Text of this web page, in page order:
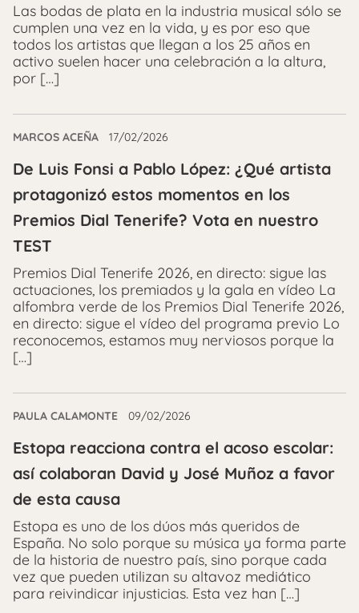
Las bodas de plata en la industria musical sólo se
cumplen una vez en la vida, y es por eso que
todos los artistas que llegan a los 25 años en
activo suelen hacer una celebración a la altura,
por […]
MARCOS ACEÑA 17/02/2026
De Luis Fonsi a Pablo López: ¿Qué artista
protagonizó estos momentos en los
Premios Dial Tenerife? Vota en nuestro
TEST
Premios Dial Tenerife 2026, en directo: sigue las
actuaciones, los premiados y la gala en vídeo La
alfombra verde de los Premios Dial Tenerife 2026,
en directo: sigue el vídeo del programa previo Lo
reconocemos, estamos muy nerviosos porque la
[…]
PAULA CALAMONTE 09/02/2026
Estopa reacciona contra el acoso escolar:
así colaboran David y José Muñoz a favor
de esta causa
Estopa es uno de los dúos más queridos de
España. No solo porque su música ya forma parte
de la historia de nuestro país, sino porque cada
vez que pueden utilizan su altavoz mediático
para reivindicar injusticias. Esta vez han […]